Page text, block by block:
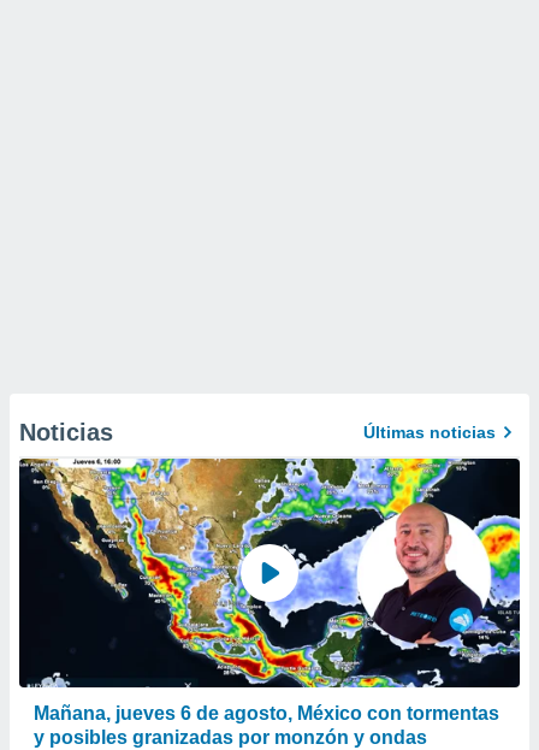
Noticias Últimas noticias
Mañana, jueves 6 de agosto, México con tormentas
y posibles granizadas por monzón y ondas